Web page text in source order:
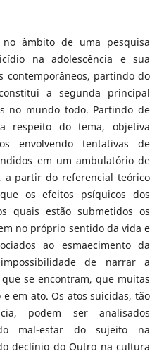
âmbito de uma pesquisa
na adolescência e sua
contemporâneos, partindo do
a segunda principal
no mundo todo. Partindo de
respeito do tema, objetiva
envolvendo tentativas de
em um ambulatório de
a partir do referencial teórico
os efeitos psíquicos dos
quais estão submetidos os
no próprio sentido da vida e
ao esmaecimento da
de narrar a
se encontram, que muitas
em ato. Os atos suicidas, tão
podem ser analisados
mal-estar do sujeito na
declínio do Outro na cultura